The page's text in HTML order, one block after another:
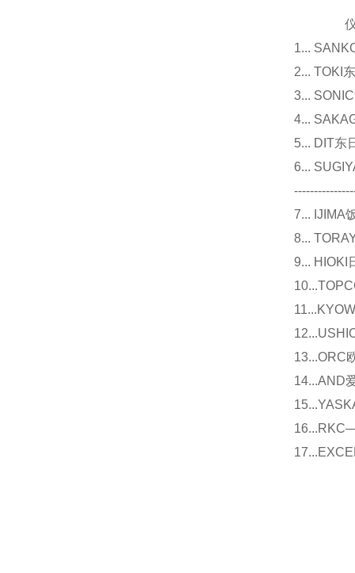
仪器
1...
2... TOKI
3...
4...
5... DIT东
6...
7... IJIMA
8...
9... HIOKI
13...ORC
14...AND